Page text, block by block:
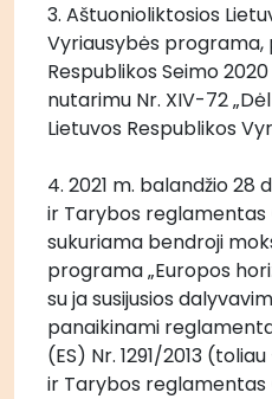
3. Aštuonioliktosios
Vyriausybės
Respublikos Seimo 2020
nutarimu Nr. XIV-72
Lietuvos Respublikos
4. 2021 m. balandžio 28
ir Tarybos reglamentas
sukuriama bendroji
programa „Europos
su ja susijusios
panaikinami
(ES) Nr. 1291/2013
ir Tarybos reglamentas